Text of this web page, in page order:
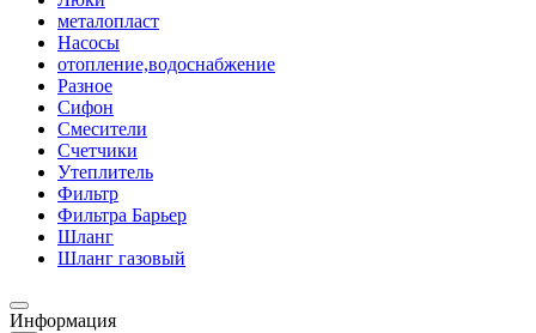
металопласт
Насосы
отопление,водоснабжение
Разное
Сифон
Смесители
Счетчики
Утеплитель
Фильтр
Фильтра Барьер
Шланг
Шланг газовый
Информация